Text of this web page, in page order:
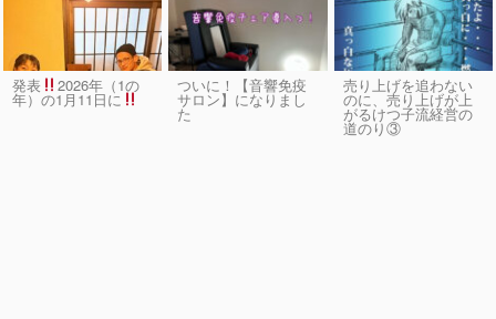
発表 2026年（1の
年）の1月11日に
ついに！【音響免疫
サロン】になりまし
た
売り上げを追わない
のに、売り上げが上
がるけつ子流経営の
道のり③